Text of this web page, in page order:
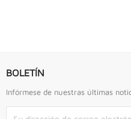
BOLETÍN
Infórmese de nuestras últimas